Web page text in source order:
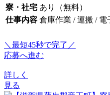
寮・社宅 あり（無料）
仕事内容 倉庫作業 / 運搬 / 電
＼最短45秒で完了／
応募へ進む
詳しく
見る